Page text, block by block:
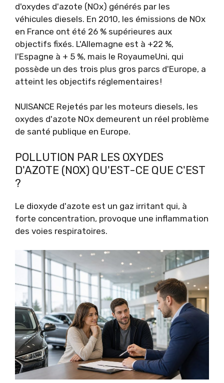
d'oxydes d'azote (NOx) générés par les
véhicules die­sels. En 2010, les émissions de NOx
en France ont été 26 % supérieures aux
objectifs fixés. L'Allemagne est à +22 %,
l'Espagne à + 5 %, mais le Royaume­Uni, qui
possède un des trois plus gros parcs d'Europe, a
atteint les objectifs réglementaires !
NUISANCE Rejetés par les moteurs diesels, les
oxydes d'azote NOx demeurent un réel problème
de santé publique en Europe.
POLLUTION PAR LES OXYDES
D'AZOTE (NOX) QU'EST-CE QUE C'EST
?
Le dioxyde d'azote est un gaz irritant qui, à
forte concentration, provoque une inflammation
des voies respiratoires.